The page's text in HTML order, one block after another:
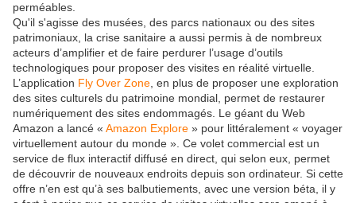
perméables.
Qu'il s'agisse des musées, des parcs nationaux ou des sites
patrimoniaux, la crise sanitaire a aussi permis à de nombreux
acteurs d’amplifier et de faire perdurer l’usage d’outils
technologiques pour proposer des visites en réalité virtuelle.
L’application Fly Over Zone , en plus de proposer une exploration
des sites culturels du patrimoine mondial, permet de restaurer
numériquement des sites endommagés. Le géant du Web
Amazon a lancé « Amazon Explore » pour littéralement « voyager
virtuellement autour du monde ». Ce volet commercial est un
service de flux interactif diffusé en direct, qui selon eux, permet
de découvrir de nouveaux endroits depuis son ordinateur. Si cette
offre n’en est qu’à ses balbutiements, avec une version béta, il y